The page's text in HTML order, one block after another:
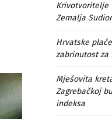
Krivotvoritelje
Zemalja
Hrvatske
zabrinutost za
Mješovita
Zagrebačkoj
indeksa